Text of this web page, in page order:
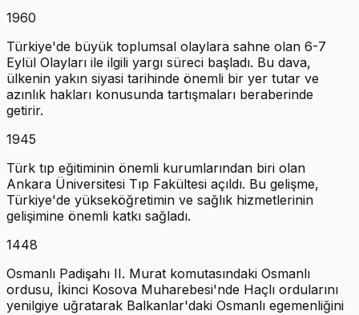
1960
Türkiye'de büyük toplumsal olaylara sahne olan 6-7
Eylül Olayları ile ilgili yargı süreci başladı. Bu dava,
ülkenin yakın siyasi tarihinde önemli bir yer tutar ve
azınlık hakları konusunda tartışmaları beraberinde
getirir.
1945
Türk tıp eğitiminin önemli kurumlarından biri olan
Ankara Üniversitesi Tıp Fakültesi açıldı. Bu gelişme,
Türkiye'de yükseköğretimin ve sağlık hizmetlerinin
gelişimine önemli katkı sağladı.
1448
Osmanlı Padişahı II. Murat komutasındaki Osmanlı
ordusu, İkinci Kosova Muharebesi'nde Haçlı ordularını
yenilgiye uğratarak Balkanlar'daki Osmanlı egemenliğini